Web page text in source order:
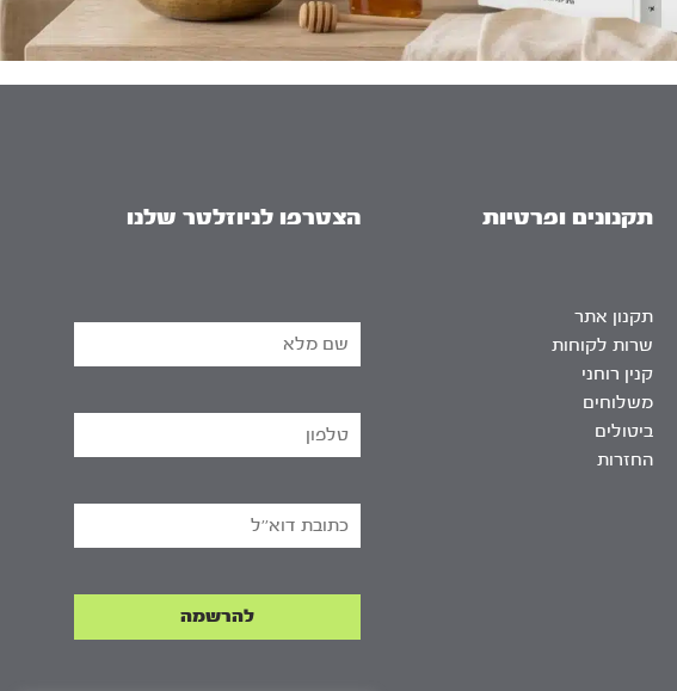
תקנונים ופרטיות
תקנון אתר
שרות לקוחות
קנין רוחני
משלוחים
ביטולים
החזרות
הצטרפו לניוזלטר שלנו